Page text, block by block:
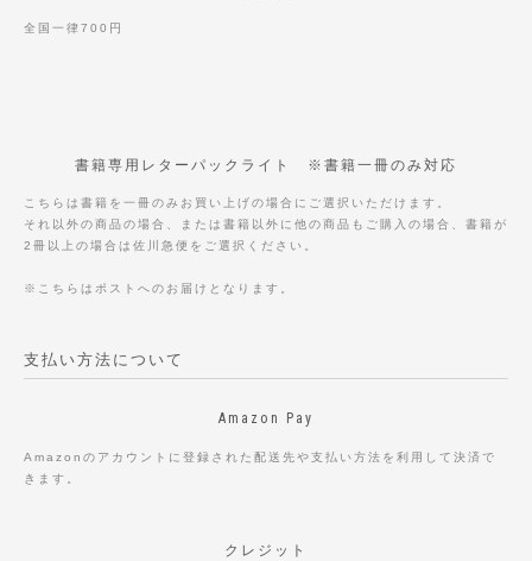
全国一律700円
書籍専用レターパックライト ※書籍一冊のみ対応
こちらは書籍を一冊のみお買い上げの場合にご選択いただけます。
それ以外の商品の場合、または書籍以外に他の商品もご購入の場合、書籍が
2冊以上の場合は佐川急便をご選択ください。
※こちらはポストへのお届けとなります。
支払い方法について
Amazon Pay
Amazonのアカウントに登録された配送先や支払い方法を利用して決済で
きます。
クレジット